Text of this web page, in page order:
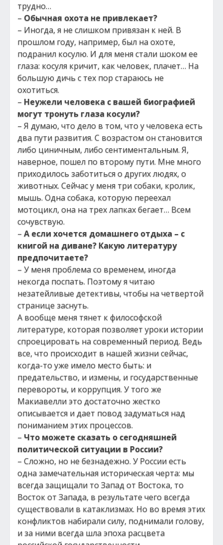
трудно…
– Обычная охота не привлекает?
– Иногда, я не слишком привязан к ней. В
прошлом году, например, был на охоте,
подранил косулю. И для меня стали шоком ее
глаза: косуля кричит, как человек, плачет… На
большую дичь с тех пор стараюсь не
охотиться.
– Неужели человека с вашей биографией
могут тронуть глаза косули?
– Я думаю, что дело в том, что у человека есть
два пути развития. С возрастом он становится
либо циничным, либо сентиментальным. Я,
наверное, пошел по второму пути. Мне много
приходилось заботиться о других людях, о
животных. Сейчас у меня три собаки, кролик,
мышь. Одна собака, которую переехал
мотоцикл, она на трех лапках бегает… Всем
сочувствую.
– А если хочется домашнего отдыха – с
книгой на диване? Какую литературу
предпочитаете?
– У меня проблема со временем, иногда
некогда поспать. Поэтому я читаю
незатейливые детективы, чтобы на четвертой
странице заснуть.
А вообще меня тянет к философской
литературе, которая позволяет уроки истории
спроецировать на современный период. Ведь
все, что происходит в нашей жизни сейчас,
когда-то уже имело место быть: и
предательство, и измены, и государственные
перевороты, и коррупция. У того же
Макиавелли это достаточно жестко
описывается и дает повод задуматься над
пониманием этих процессов.
– Что можете сказать о сегодняшней
политической ситуации в России?
– Сложно, но не безнадежно. У России есть
одна замечательная историческая черта: мы
всегда защищали то Запад от Востока, то
Восток от Запада, в результате чего всегда
существовали в катаклизмах. Но во время этих
конфликтов набирали силу, поднимали голову,
и за ними всегда шла эпоха расцвета